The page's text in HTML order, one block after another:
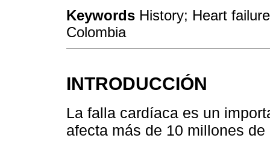
Keywords History; Heart
Colombia
INTRODUCCIÓN
La falla cardíaca es un
afecta más de 10 millones